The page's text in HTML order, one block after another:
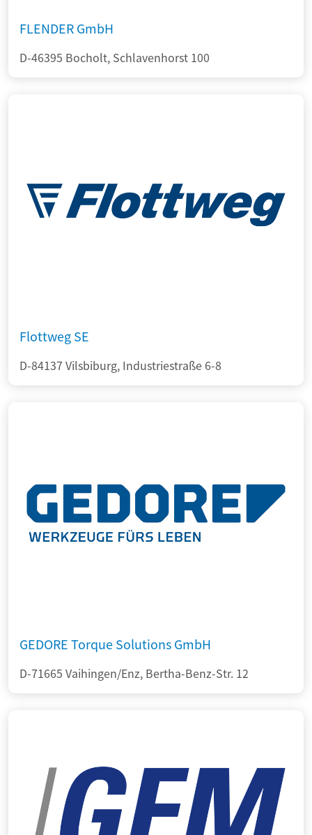
FLENDER GmbH
D-46395 Bocholt, Schlavenhorst 100
Flottweg SE
D-84137 Vilsbiburg, Industriestraße 6-8
GEDORE Torque Solutions GmbH
D-71665 Vaihingen/Enz, Bertha-Benz-Str. 12